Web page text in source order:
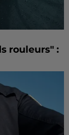
rouleurs" :